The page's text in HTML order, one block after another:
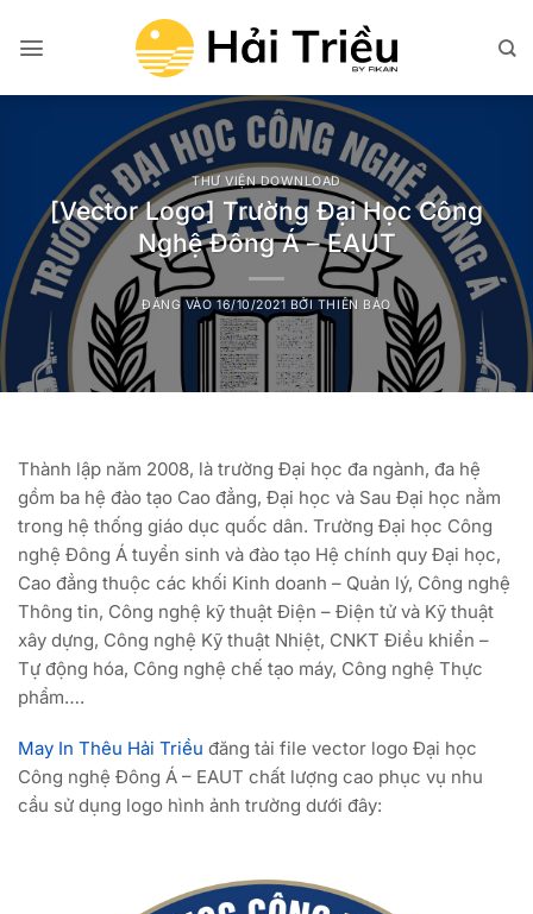
qua
dung
THƯ VIỆN DOWNLOAD
[Vector Logo] Trường Đại Học Công
Nghệ Đông Á – EAUT
ĐĂNG VÀO16/10/2021 BỞITHIÊN BẢO
Thành lập năm 2008, là trường Đại học đa ngành, đa hệ
gồm ba hệ đào tạo Cao đẳng, Đại học và Sau Đại học nằm
trong hệ thống giáo dục quốc dân. Trường Đại học Công
nghệ Đông Á tuyển sinh và đào tạo Hệ chính quy Đại học,
Cao đẳng thuộc các khối Kinh doanh – Quản lý, Công nghệ
Thông tin, Công nghệ kỹ thuật Điện – Điện tử và Kỹ thuật
xây dựng, Công nghệ Kỹ thuật Nhiệt, CNKT Điều khiển –
Tự động hóa, Công nghệ chế tạo máy, Công nghệ Thực
phẩm….
May In Thêu Hải Triều đăng tải file vector logo Đại học
Công nghệ Đông Á – EAUT chất lượng cao phục vụ nhu
cầu sử dụng logo hình ảnh trường dưới đây: